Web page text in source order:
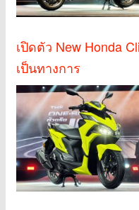
เปิดตัว New Honda
เป็นทางการ